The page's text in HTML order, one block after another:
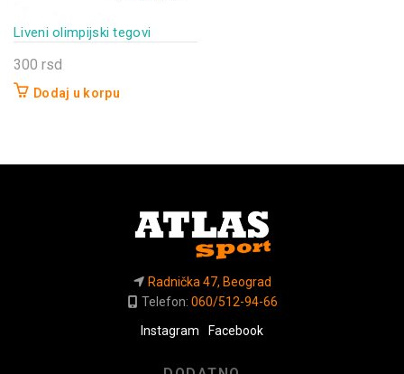
Liveni olimpijski tegovi
300 rsd
Dodaj u korpu
Radnička 47, Beograd
Telefon: 060/512-94-66
Instagram
Facebook